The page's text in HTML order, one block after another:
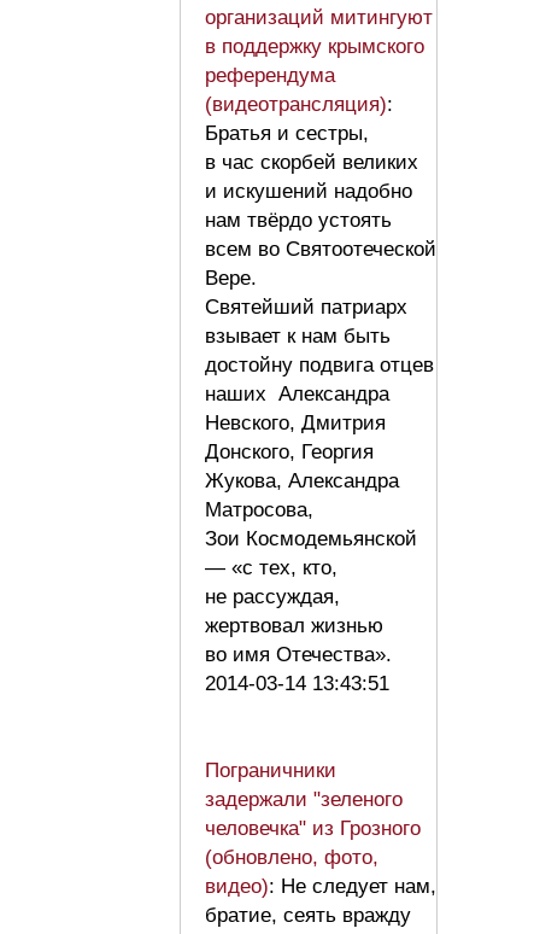
организаций митингуют
в поддержку крымского
референдума
(видеотрансляция):
Братья и сестры,
в час скорбей великих
и искушений надобно
нам твёрдо устоять
всем во Святоотеческой
Вере.
Святейший патриарх
взывает к нам быть
достойну подвига отцев
наших Александра
Невского, Дмитрия
Донского, Георгия
Жукова, Александра
Матросова,
Зои Космодемьянской
— «с тех, кто,
не рассуждая,
жертвовал жизнью
во имя Отечества».
2014-03-14 13:43:51
Пограничники
задержали "зеленого
человечка" из Грозного
(обновлено, фото,
видео): Не следует нам,
братие, сеять вражду